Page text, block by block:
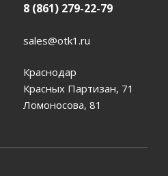
8 (861) 279-22-79
sales@otk1.ru
Краснодар
Красных Партизан, 71
Ломоносова, 81